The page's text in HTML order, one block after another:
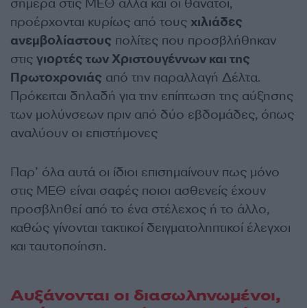
σήμερα στις ΜΕΘ αλλά και οι θάνατοι,
προέρχονται κυρίως από τους χιλιάδες
ανεμβολίαστους πολίτες που προσβλήθηκαν
στις γιορτές των Χριστουγέννων και της
Πρωτοχρονιάς από την παραλλαγή Δέλτα.
Πρόκειται δηλαδή για την επίπτωση της αύξησης
των μολύνσεων πριν από δύο εβδομάδες, όπως
αναλύουν οι επιστήμονες
Παρ’ όλα αυτά οι ίδιοι επισημαίνουν πως μόνο
στις ΜΕΘ είναι σαφές ποιοι ασθενείς έχουν
προσβληθεί από το ένα στέλεχος ή το άλλο,
καθώς γίνονται τακτικοί δειγματοληπτικοί έλεγχοι
και ταυτοποίηση.
Αυξάνονται οι διασωληνωμένοι,